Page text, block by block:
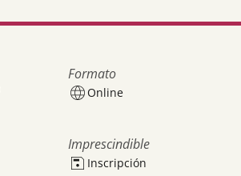
Formato
Online
Imprescindible
Inscripción